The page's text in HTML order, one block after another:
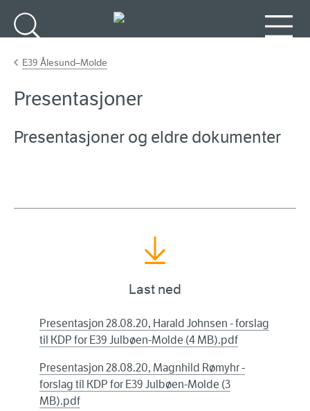
E39 Ålesund–Molde
Presentasjoner
Presentasjoner og eldre dokumenter
Last ned
Presentasjon 28.08.20, Harald Johnsen - forslag
til KDP for E39 Julbøen-Molde (4 MB).pdf
Presentasjon 28.08.20, Magnhild Rømyhr -
forslag til KDP for E39 Julbøen-Molde (3
MB).pdf